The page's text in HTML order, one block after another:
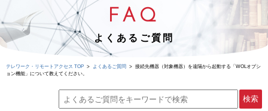
FAQ
よくあるご質問
テレワーク・リモートアクセス TOP よくあるご質問
接続先機器（対象機器）を遠隔から起動する「WOLオプシ
ョン機能」について教えてください。